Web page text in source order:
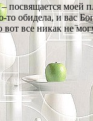
посвящается моей
обидела, и вас
все никак не